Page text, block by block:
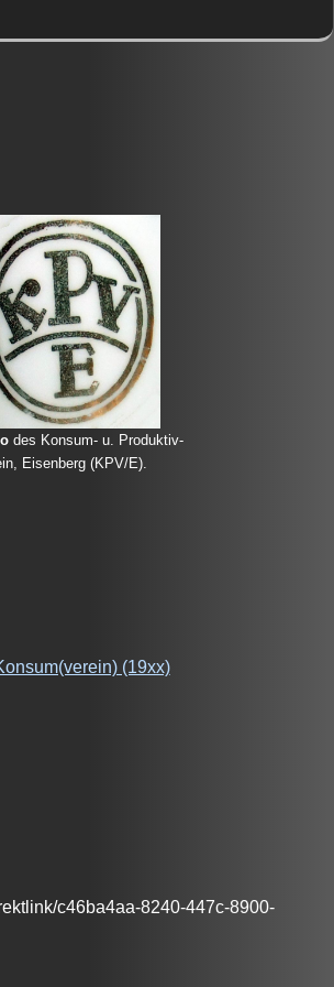
des Konsum- u. Produktiv-
Eisenberg (KPV/E).
(19xx)
c46ba4aa-8240-447c-8900-